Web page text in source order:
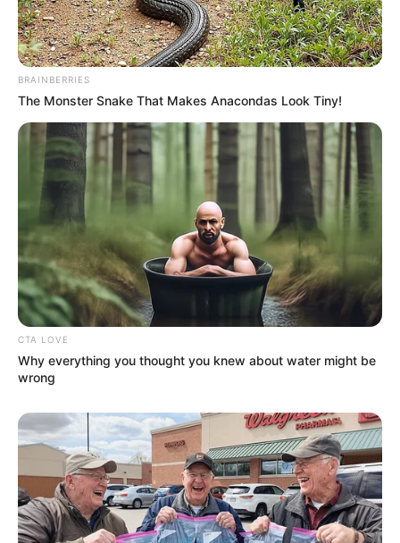
BRAINBERRIES
The Monster Snake That Makes Anacondas Look Tiny!
CTA LOVE
Why everything you thought you knew about water might be
wrong